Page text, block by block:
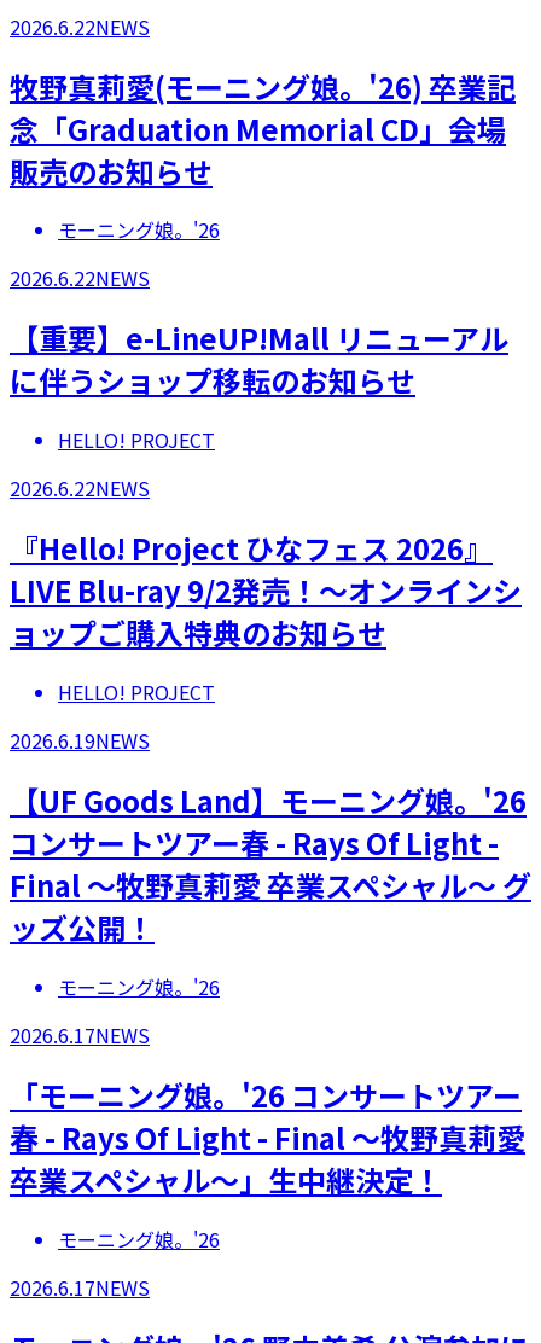
2026.6.22NEWS
牧野真莉愛(モーニング娘。'26) 卒業記
念「Graduation Memorial CD」会場
販売のお知らせ
モーニング娘。'26
2026.6.22NEWS
【重要】e-LineUP!Mall リニューアル
に伴うショップ移転のお知らせ
HELLO! PROJECT
2026.6.22NEWS
『Hello! Project ひなフェス 2026』
LIVE Blu-ray 9/2発売！～オンラインシ
ョップご購入特典のお知らせ
HELLO! PROJECT
2026.6.19NEWS
【UF Goods Land】モーニング娘。'26
コンサートツアー春 - Rays Of Light -
Final ～牧野真莉愛 卒業スペシャル～ グ
ッズ公開！
モーニング娘。'26
2026.6.17NEWS
「モーニング娘。'26 コンサートツアー
春 - Rays Of Light - Final ～牧野真莉愛
卒業スペシャル～」生中継決定！
モーニング娘。'26
2026.6.17NEWS